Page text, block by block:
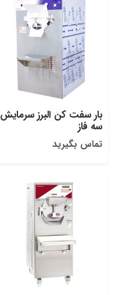
بار سفت کن البرز سرمایش
سه فاز
تماس بگیرید